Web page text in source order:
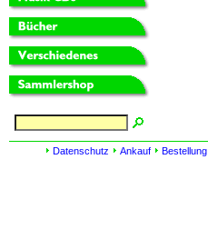
Datenschutz Ankauf Bestellung